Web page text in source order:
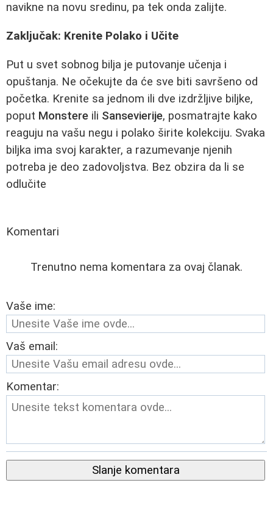
navikne na novu sredinu, pa tek onda zalijte.
Zaključak: Krenite Polako i Učite
Put u svet sobnog bilja je putovanje učenja i
opuštanja. Ne očekujte da će sve biti savršeno od
početka. Krenite sa jednom ili dve izdržljive biljke,
poput Monstere ili Sansevierije, posmatrajte kako
reaguju na vašu negu i polako širite kolekciju. Svaka
biljka ima svoj karakter, a razumevanje njenih
potreba je deo zadovoljstva. Bez obzira da li se
odlučite
Komentari
Trenutno nema komentara za ovaj članak.
Vaše ime:
Vaš email:
Komentar:
Slanje komentara